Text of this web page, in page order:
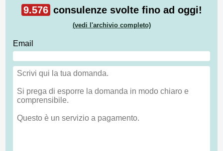
9.576 consulenze svolte fino ad oggi!
(vedi l'archivio completo)
Email